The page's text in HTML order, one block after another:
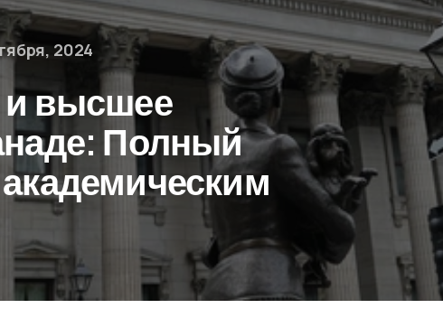
2024
и высшее
Полный